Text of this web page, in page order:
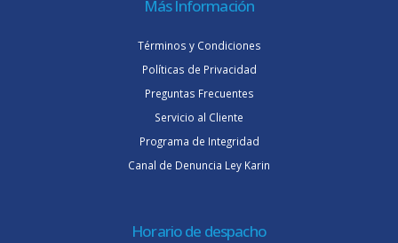
Más Información
Términos y Condiciones
Políticas de Privacidad
Preguntas Frecuentes
Servicio al Cliente
Programa de Integridad
Canal de Denuncia Ley Karin
Horario de despacho